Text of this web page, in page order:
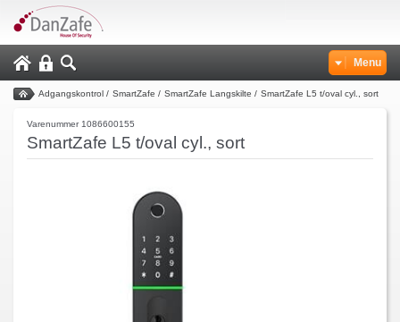
Menu
Adgangskontrol / SmartZafe / SmartZafe Langskilte / SmartZafe L5 t/oval cyl., sort
Varenummer 1086600155
SmartZafe L5 t/oval cyl., sort